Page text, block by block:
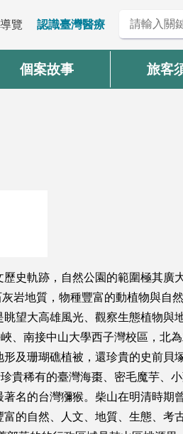
覽 認識臺灣醫療
個案故事 旅客
史軌跡，自然公園的範圍極其
岩地質，物種豐富的動植物與自
望大高雄風光、觀察生態植物
、南接中山大學西子灣校區，北
及珊瑚礁植被，還珍貴的史前
貴稀有的臺灣海棗、密毛魔芋、
名的台灣獼猴。柴山在明清時
的自然、人文、地質、生態、